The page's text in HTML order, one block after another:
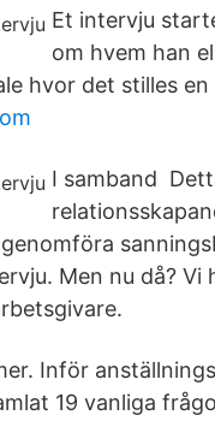
Et intervju
om hvem han
hvor det stilles
I samband
Men nu då?
Inför
19 vanliga